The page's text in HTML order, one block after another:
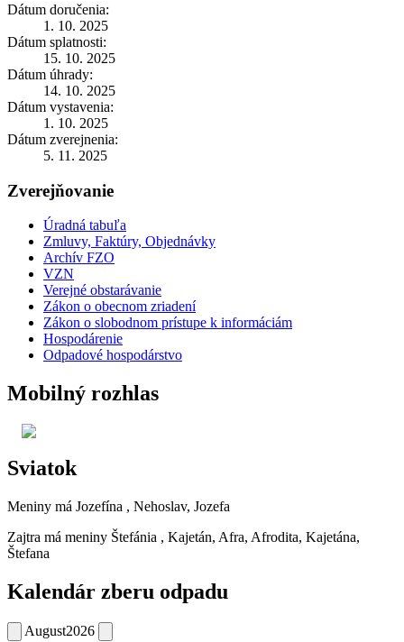
Dátum doručenia:
1. 10. 2025
Dátum splatnosti:
15. 10. 2025
Dátum úhrady:
14. 10. 2025
Dátum vystavenia:
1. 10. 2025
Dátum zverejnenia:
5. 11. 2025
Zverejňovanie
Úradná tabuľa
Zmluvy, Faktúry, Objednávky
Archív FZO
VZN
Verejné obstarávanie
Zákon o obecnom zriadení
Zákon o slobodnom prístupe k informáciám
Hospodárenie
Odpadové hospodárstvo
Mobilný rozhlas
Sviatok
Meniny má Jozefína , Nehoslav, Jozefa
Zajtra má meniny Štefánia , Kajetán, Afra, Afrodita, Kajetána,
Štefana
Kalendár zberu odpadu
August2026